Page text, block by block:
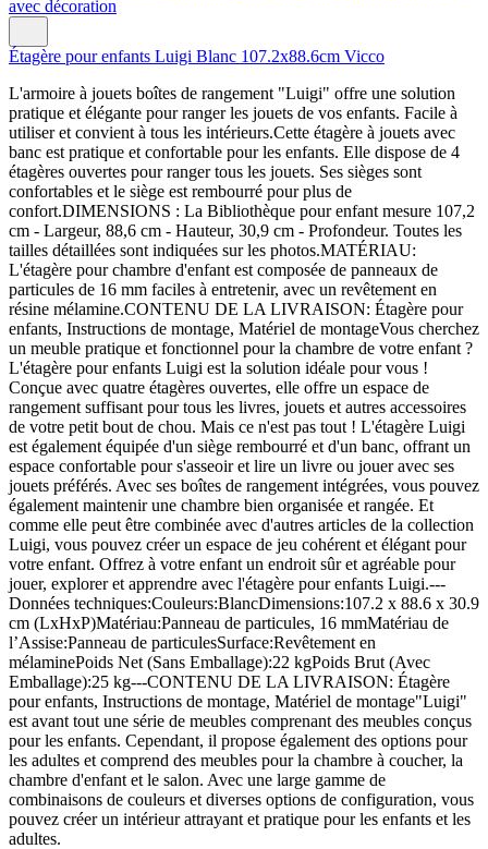
Étagère pour enfants Luigi Blanc 107.2x88.6cm Vicco
L'armoire à jouets boîtes de rangement "Luigi" offre une solution
pratique et élégante pour ranger les jouets de vos enfants. Facile à
utiliser et convient à tous les intérieurs.Cette étagère à jouets avec
banc est pratique et confortable pour les enfants. Elle dispose de 4
étagères ouvertes pour ranger tous les jouets. Ses sièges sont
confortables et le siège est rembourré pour plus de
confort.DIMENSIONS : La Bibliothèque pour enfant mesure 107,2
cm - Largeur, 88,6 cm - Hauteur, 30,9 cm - Profondeur. Toutes les
tailles détaillées sont indiquées sur les photos.MATÉRIAU:
L'étagère pour chambre d'enfant est composée de panneaux de
particules de 16 mm faciles à entretenir, avec un revêtement en
résine mélamine.CONTENU DE LA LIVRAISON: Étagère pour
enfants, Instructions de montage, Matériel de montageVous cherchez
un meuble pratique et fonctionnel pour la chambre de votre enfant ?
L'étagère pour enfants Luigi est la solution idéale pour vous !
Conçue avec quatre étagères ouvertes, elle offre un espace de
rangement suffisant pour tous les livres, jouets et autres accessoires
de votre petit bout de chou. Mais ce n'est pas tout ! L'étagère Luigi
est également équipée d'un siège rembourré et d'un banc, offrant un
espace confortable pour s'asseoir et lire un livre ou jouer avec ses
jouets préférés. Avec ses boîtes de rangement intégrées, vous pouvez
également maintenir une chambre bien organisée et rangée. Et
comme elle peut être combinée avec d'autres articles de la collection
Luigi, vous pouvez créer un espace de jeu cohérent et élégant pour
votre enfant. Offrez à votre enfant un endroit sûr et agréable pour
jouer, explorer et apprendre avec l'étagère pour enfants Luigi.---
Données techniques:Couleurs:BlancDimensions:107.2 x 88.6 x 30.9
cm (LxHxP)Matériau:Panneau de particules, 16 mmMatériau de
l’Assise:Panneau de particulesSurface:Revêtement en
mélaminePoids Net (Sans Emballage):22 kgPoids Brut (Avec
Emballage):25 kg---CONTENU DE LA LIVRAISON: Étagère
pour enfants, Instructions de montage, Matériel de montage"Luigi"
est avant tout une série de meubles comprenant des meubles conçus
pour les enfants. Cependant, il propose également des options pour
les adultes et comprend des meubles pour la chambre à coucher, la
chambre d'enfant et le salon. Avec une large gamme de
combinaisons de couleurs et diverses options de configuration, vous
pouvez créer un intérieur attrayant et pratique pour les enfants et les
adultes.